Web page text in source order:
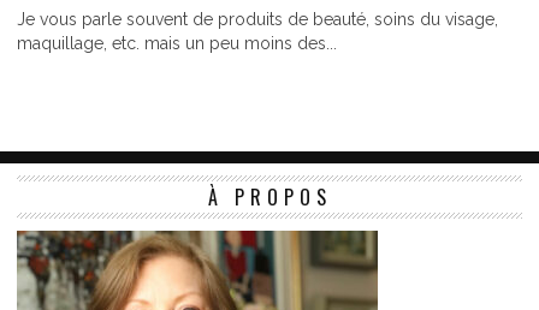
Je vous parle souvent de produits de beauté, soins du visage,
maquillage, etc. mais un peu moins des...
À PROPOS